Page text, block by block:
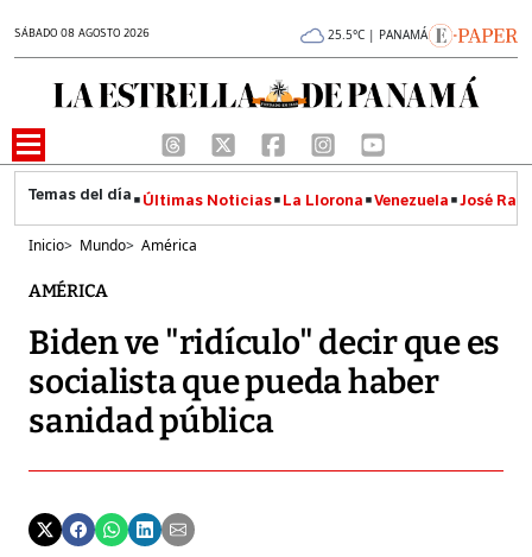
SÁBADO 08 AGOSTO 2026 25.5°C | PANAMÁ
Últimas Noticias La Llorona Venezuela José
Inicio> Mundo> América
AMÉRICA
Biden ve "ridículo" decir que es
socialista que pueda haber
sanidad pública